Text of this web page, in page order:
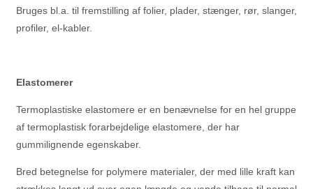
Bruges bl.a. til fremstilling af folier, plader, stænger, rør, slanger,
profiler, el-kabler.
Elastomerer
Termoplastiske elastomere er en benævnelse for en hel gruppe
af termoplastisk forarbejdelige elastomere, der har
gummilignende egenskaber.
Bred betegnelse for polymere materialer, der med lille kraft kan